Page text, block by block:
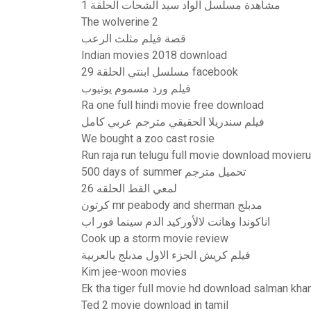
مشاهدة مسلسل الواد سيد الشحات الحلقة 1
The wolverine 2
قصة فيلم مثلث الرعب
Indian movies 2018 download
مسلسل ابنتي الحلقة 29 facebook
فيلم ورد مسموم يوتيوب
Ra one full hindi movie free download
فيلم سندريلا الحقيقي مترجم عربي كامل
We bought a zoo cast rosie
Run raja run telugu full movie download
500 days of summer تحميل مترجم
لمعي القط الحلقه 26
كرتون mr peabody and sherman مدبلج
اناكوندا وهانت لالأوركيد الدم سينما فور اب
Cook up a storm movie review
فيلم كريش الجزء الاول مدبلج بالعربية
Kim jee-woon movies
Ek tha tiger full movie hd download salman
Ted 2 movie download in tamil